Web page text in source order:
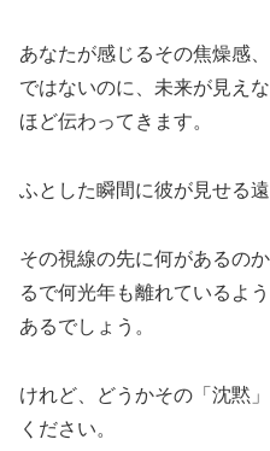
あなたが感じるその焦燥感
ではないのに、未来が見え
ほど伝わってきます。
ふとした瞬間に彼が見せる遠
その視線の先に何があるの
るで何光年も離れているよ
あるでしょう。
けれど、どうかその「沈黙
ください。